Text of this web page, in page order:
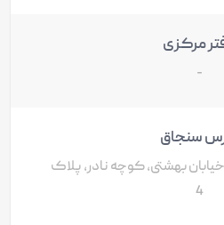
مرکزی
-
سنجاق
خیابان بهشتی، کوچه نادر، پلاک
4